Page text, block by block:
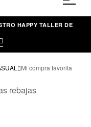
HAPPY TALLER DE
Mi compra favorita
rebajas